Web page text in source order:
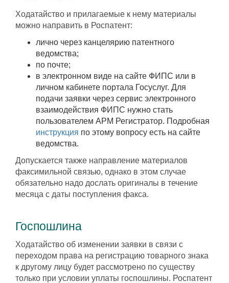
Ходатайство и прилагаемые к нему материалы
можно направить в Роспатент:
лично через канцелярию патентного
ведомства;
по почте;
в электронном виде на сайте ФИПС или в
личном кабинете портала Госуслуг. Для
подачи заявки через сервис электронного
взаимодействия ФИПС нужно стать
пользователем АРМ Регистратор. Подробная
инструкция по этому вопросу есть на сайте
ведомства.
Допускается также направление материалов
факсимильной связью, однако в этом случае
обязательно надо дослать оригиналы в течение
месяца с даты поступления факса.
Госпошлина
Ходатайство об изменении заявки в связи с
переходом права на регистрацию товарного знака
к другому лицу будет рассмотрено по существу
только при условии уплаты госпошлины. Роспатент